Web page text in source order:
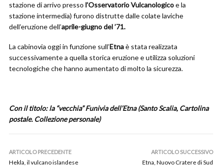
stazione di arrivo presso l’Osservatorio Vulcanologicoe la
stazione intermedia) furono distrutte dalle colate laviche
dell’eruzione dell’aprile-giugno del ’71.
La cabinovia oggi in funzione sull’Etnaè stata realizzata
successivamente a quella storica eruzione e utilizza soluzioni
tecnologiche che hanno aumentato di molto la sicurezza.
Con il titolo: la “vecchia” Funivia dell’Etna (Santo Scalia, Cartolina
postale. Collezione personale)
ARTICOLO PRECEDENTE
Hekla, il vulcano islandese
ARTICOLO SUCCESSIVO
Etna, Nuovo Cratere di Sud